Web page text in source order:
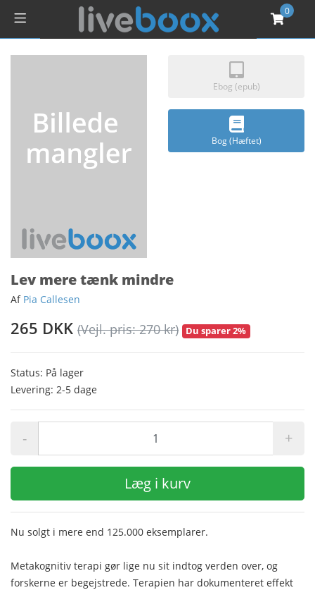
0
Ebog (epub)
Bog (Hæftet)
Lev mere tænk mindre
Af Pia Callesen
265 DKK (Vejl. pris: 270 kr) Du sparer 2%
Status: På lager
Levering: 2-5 dage
- +
Læg i kurv
Nu solgt i mere end 125.000 eksemplarer.
Metakognitiv terapi gør lige nu sit indtog verden over, og
forskerne er begejstrede. Terapien har dokumenteret effekt